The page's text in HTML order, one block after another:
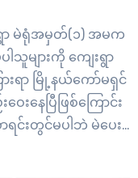
ရွာ မဲရုံအမှတ်(၁) အမက
သူများကို ကျေးရွာ
းရာ မြို့နယ်ကော်မရှင်
ေးနေပြီဖြစ်ကြောင်း
င်းတွင်မပါဘဲ မဲပေး